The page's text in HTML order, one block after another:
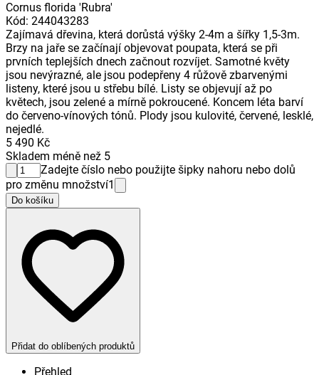
Cornus florida 'Rubra'
Kód: 244043283
Zajímavá dřevina, která dorůstá výšky 2-4m a šířky 1,5-3m.
Brzy na jaře se začínají objevovat poupata, která se při
prvních teplejších dnech začnout rozvíjet. Samotné květy
jsou nevýrazné, ale jsou podepřeny 4 růžově zbarvenými
listeny, které jsou u střebu bílé. Listy se objevují až po
květech, jsou zelené a mírně pokroucené. Koncem léta barví
do červeno-vínových tónů. Plody jsou kulovité, červené, lesklé,
nejedlé.
5 490 Kč
Skladem méně než 5
Zadejte číslo nebo použijte šipky nahoru nebo dolů
pro změnu množství1
Do košíku
Přidat do oblíbených produktů
Přehled